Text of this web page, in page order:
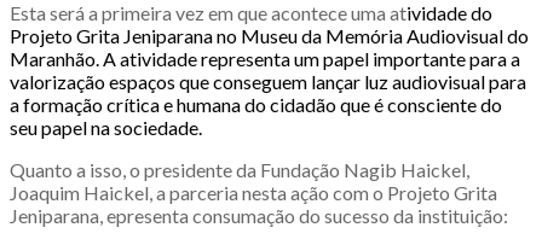
Esta será a primeira vez em que acontece uma atividade do
Projeto Grita Jeniparana no Museu da Memória Audiovisual do
Maranhão. A atividade representa um papel importante para a
valorização espaços que conseguem lançar luz audiovisual para
a formação crítica e humana do cidadão que é consciente do
seupapel na sociedade.
Quanto a isso, o presidente da Fundação Nagib Haickel,
Joaquim Haickel, a parceria nesta ação com o Projeto Grita
Jeniparana, epresenta consumação do sucesso da instituição: